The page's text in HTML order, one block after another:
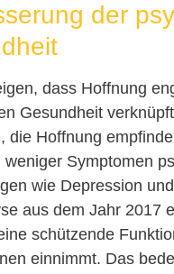
der
dass Hoffnung
Gesundheit
die Hoffnung
weniger Symptomen
wie Depression
aus dem Jahr 2017
schützende
einnimmt. Das